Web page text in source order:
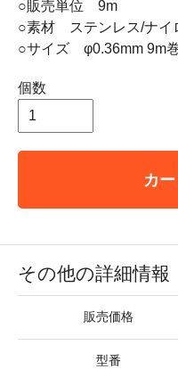
○販売単位 9m
○素材 ステンレス/ナイ
○サイズ φ0.36mm 9m
個数
カ
その他の詳細情報
販売価格
型番